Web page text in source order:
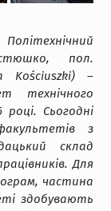
Політехнічний
пол.
Kościuszki) –
технічного
Сьогодні
з
склад
Для
частина
здобувають